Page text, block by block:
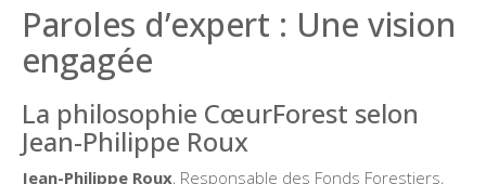
Paroles d’expert : Une vision
engagée
La philosophie CœurForest selon
Jean-Philippe Roux
Jean-Philippe Roux, Responsable des Fonds Forestiers,